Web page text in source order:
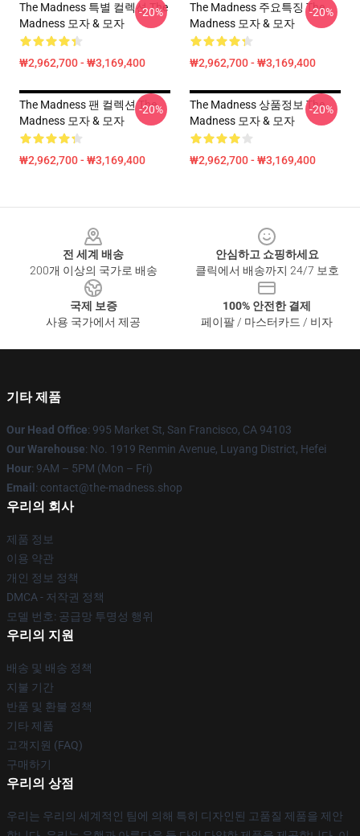
The Madness 특별 컬렉션 The
Madness 모자 & 모자
₩2,962,700 - ₩3,169,400
-20%
The Madness 주요특징 The
Madness 모자 & 모자
₩2,962,700 - ₩3,169,400
-20%
The Madness 팬 컬렉션 The
Madness 모자 & 모자
₩2,962,700 - ₩3,169,400
-20%
The Madness 상품정보 The
Madness 모자 & 모자
₩2,962,700 - ₩3,169,400
-20%
전 세계 배송
200개 이상의 국가로 배송
안심하고 쇼핑하세요
클릭에서 배송까지 24/7 보호
국제 보증
사용 국가에서 제공
100% 안전한 결제
페이팔 / 마스터카드 / 비자
기타 제품
Our Head Office: 995 Market St, San Francisco, CA 94103
Our Warehouse: No. 1919 Renmin Avenue, Luyang District, Hefei
Hour: 9AM – 5PM (Mon – Fri)
Email : contact@the-madness.shop
우리의 회사
제품 정보
이용 약관
개인 정보 정책
DMCA - 저작권 정책
모델 번호: 공급망 투명성 행위
우리의 지원
배송 및 배송 정책
지불 기간
반품 및 환불 정책
기타 제품
고객지원 (FAQ)
구매하기
우리의 상점
우리는 우리의 세계적인 팀에 의해 특히 디자인된 고품질 제품을 제안